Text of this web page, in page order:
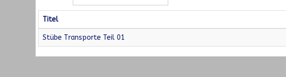
Titel
Stübe Transporte Teil 01